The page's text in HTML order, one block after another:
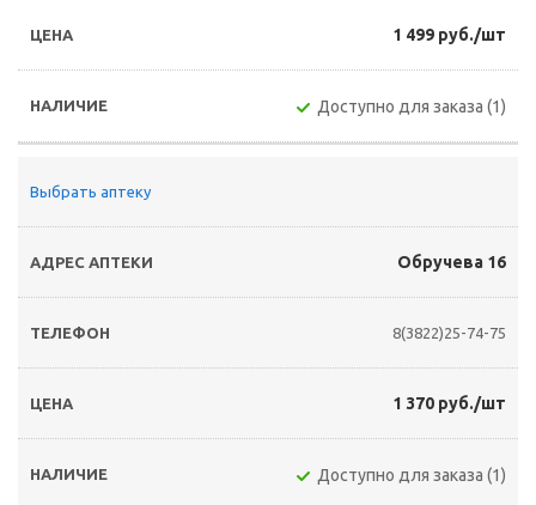
1 499 руб./шт
Доступно для заказа (1)
Выбрать аптеку
Обручева 16
8(3822)25-74-75
1 370 руб./шт
Доступно для заказа (1)